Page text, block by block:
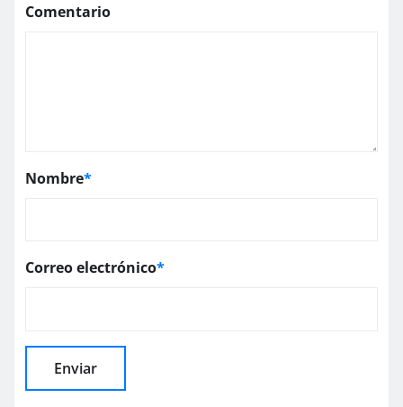
Comentario
Nombre*
Correo electrónico*